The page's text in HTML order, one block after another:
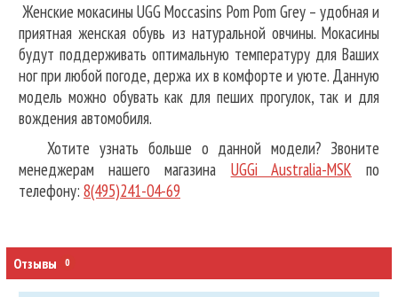
Женские мокасины UGG Moccasins Pom Pom Grey – удобная и
приятная женская обувь из натуральной овчины. Мокасины
будут поддерживать оптимальную температуру для Ваших
ног при любой погоде, держа их в комфорте и уюте. Данную
модель можно обувать как для пеших прогулок, так и для
вождения автомобиля.
Хотите узнать больше о данной модели? Звоните
менеджерам нашего магазина UGGi Australia-MSK по
телефону: 8(495)241-04-69
Отзывы 0